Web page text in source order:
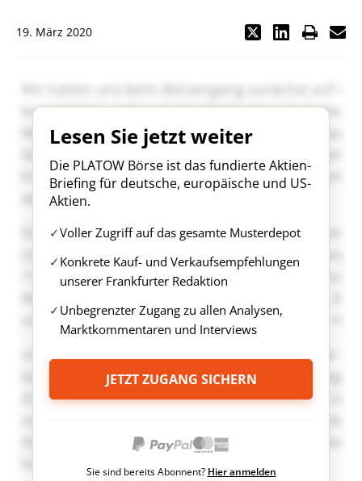
19. März 2020
Lesen Sie jetzt weiter
Die PLATOW Börse ist das fundierte Aktien-
Briefing für deutsche, europäische und US-
Aktien.
Voller Zugriff auf das gesamte Musterdepot
Konkrete Kauf- und Verkaufsempfehlungen
unserer Frankfurter Redaktion
Unbegrenzter Zugang zu allen Analysen,
Marktkommentaren und Interviews
JETZT ZUGANG SICHERN
Sie sind bereits Abonnent? Hier anmelden